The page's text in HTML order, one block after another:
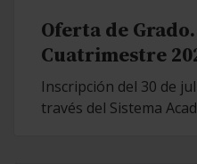
Oferta de
Cuatrimestre
Inscripción del 30 de
través del Sistema